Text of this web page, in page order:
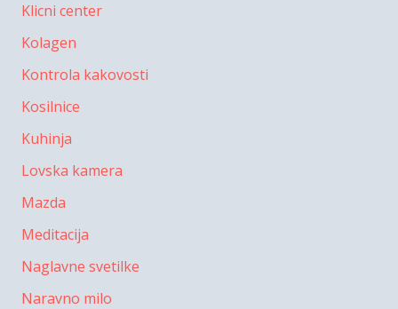
Klicni center
Kolagen
Kontrola kakovosti
Kosilnice
Kuhinja
Lovska kamera
Mazda
Meditacija
Naglavne svetilke
Naravno milo